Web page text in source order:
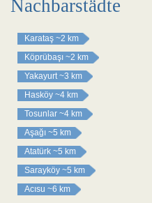
Nachbarstädte
Karataş ~2 km
Köprübaşı ~2 km
Yakayurt ~3 km
Hasköy ~4 km
Tosunlar ~4 km
Aşağı ~5 km
Atatürk ~5 km
Sarayköy ~5 km
Acısu ~6 km